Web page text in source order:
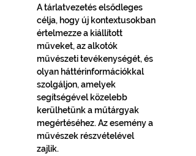
A tárlatvezetés elsődleges
célja, hogy új kontextusokban
értelmezze a kiállított
műveket, az alkotók
művészeti tevékenységét, és
olyan háttérinformációkkal
szolgáljon, amelyek
segítségével közelebb
kerülhetünk a műtárgyak
megértéséhez. Az esemény a
művészek részvételével
zajlik.